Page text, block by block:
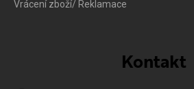
Vrácení zboží/ Reklamace
Kontakt